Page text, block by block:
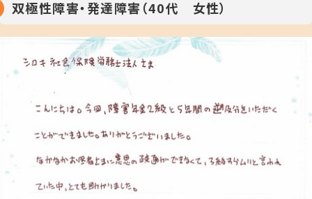
双極性障害・発達障害（40代 女性）